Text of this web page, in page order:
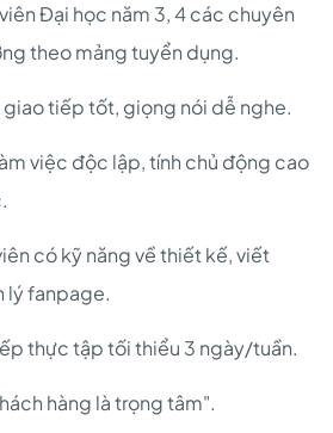
Đại học năm 3, 4 các chuyên
theo mảng tuyển dụng.
giao tiếp tốt, giọng nói dễ nghe.
việc độc lập, tính chủ động cao
có kỹ năng về thiết kế, viết
lý fanpage.
thực tập tối thiểu 3 ngày/tuần.
hàng là trọng tâm".